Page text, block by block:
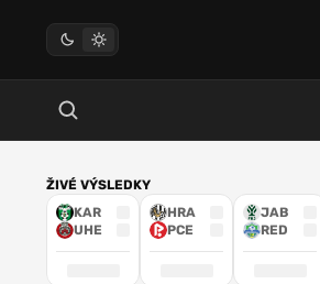
ŽIVÉ VÝSLEDKY
KAR
UHE
HRA
PCE
JAB
RED